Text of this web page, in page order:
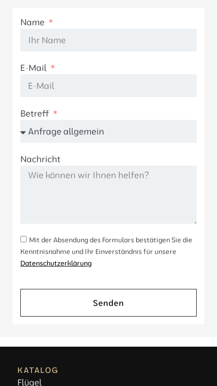
Name
E-Mail
Betreff
Nachricht
Mit der Absendung des Formulars bestätigen Sie die
Kenntnisnahme und Ihr Einverständnis für unsere
Datenschutzerklärung
Senden
KATALOG
Flügel